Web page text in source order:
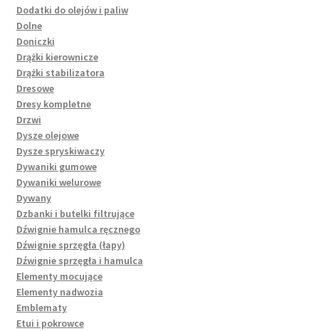
Dodatki do olejów i paliw
Dolne
Doniczki
Drążki kierownicze
Drążki stabilizatora
Dresowe
Dresy kompletne
Drzwi
Dysze olejowe
Dysze spryskiwaczy
Dywaniki gumowe
Dywaniki welurowe
Dywany
Dzbanki i butelki filtrujące
Dźwignie hamulca ręcznego
Dźwignie sprzęgła (łapy)
Dźwignie sprzęgła i hamulca
Elementy mocujące
Elementy nadwozia
Emblematy
Etui i pokrowce